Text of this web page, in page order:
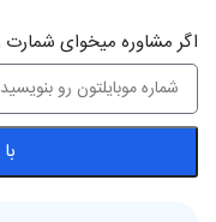
اگر‌ مشاوره میخوای شمارت